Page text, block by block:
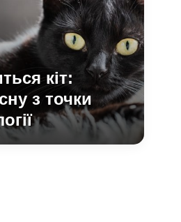
кіт:
з точки